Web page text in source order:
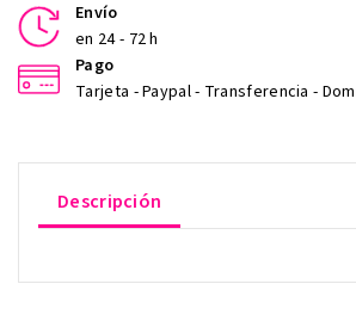
Envío
en 24 - 72 h
Pago
Tarjeta - Paypal - Transferencia -
Descripción